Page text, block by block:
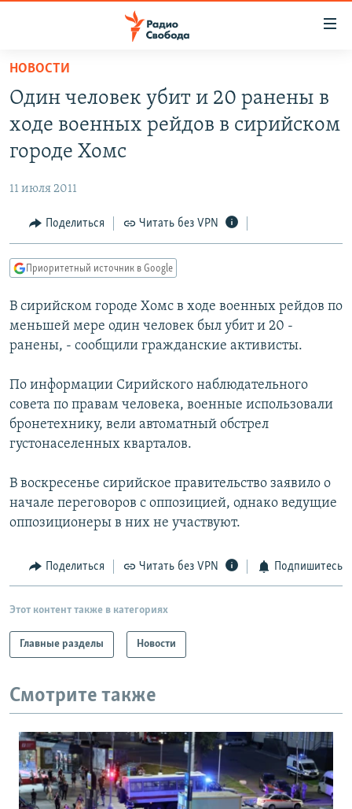
упрощенного
доступа
основному
Вернутся
Вернутся
поиску
ПОДКАСТЫ
АВТОРСКИЕ ПРОЕКТЫ
МНЕНИЯ
КУЛЬТУРА
КАВКАЗ.РЕАЛИИ
СЕВЕР.РЕАЛИИ
СИБИРЬ.РЕАЛИИ
ПОДПИШИТЕСЬ НА РАССЫЛКУ
НОВОСТИ
Один человек убит и 20 ранены в
ходе военных рейдов в сирийском
городе Хомс
11 июля 2011
Поделиться Читать без VPN
Приоритетный источник в Google
В сирийском городе Хомс в ходе военных рейдов по
меньшей мере один человек был убит и 20 -
ранены, - сообщили гражданские активисты.
По информации Сирийского наблюдательного
совета по правам человека, военные использовали
бронетехнику, вели автоматный обстрел
густонаселенных кварталов.
В воскресенье сирийское правительство заявило о
начале переговоров с оппозицией, однако ведущие
оппозиционеры в них не участвуют.
Поделиться Читать без VPN Подпишитесь
Этот контент также в категориях
Главные разделы Новости
Смотрите также